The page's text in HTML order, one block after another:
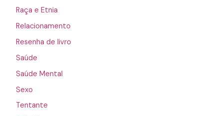
Raça e Etnia
Relacionamento
Resenha de livro
Saúde
Saúde Mental
Sexo
Tentante